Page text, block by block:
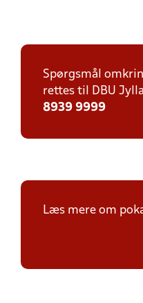
Spørgsmål
rettes til DBU
8939 9999
Læs mere om